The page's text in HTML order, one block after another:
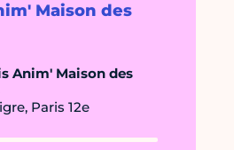
Maison des
Anim' Maison des
Paris 12e